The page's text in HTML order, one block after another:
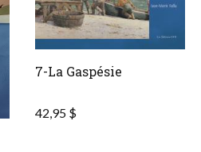
7-La Gaspésie
42,95 $